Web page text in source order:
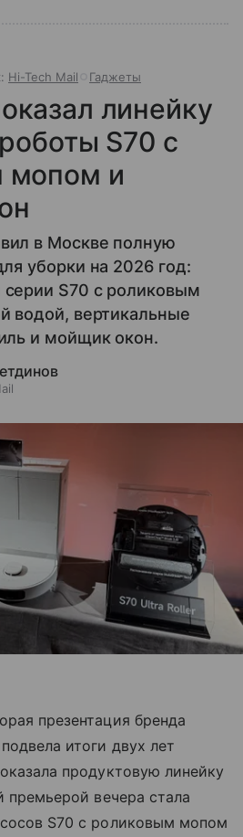
Hi-Tech Mail Гаджеты
линейку
S70 с
мопом и
в Москве полную
уборки на 2026 год:
S70 с роликовым
водой, вертикальные
и мойщик окон.
презентация бренда
итоги двух лет
продуктовую линейку
премьерой вечера стала
S70 с роликовым мопом